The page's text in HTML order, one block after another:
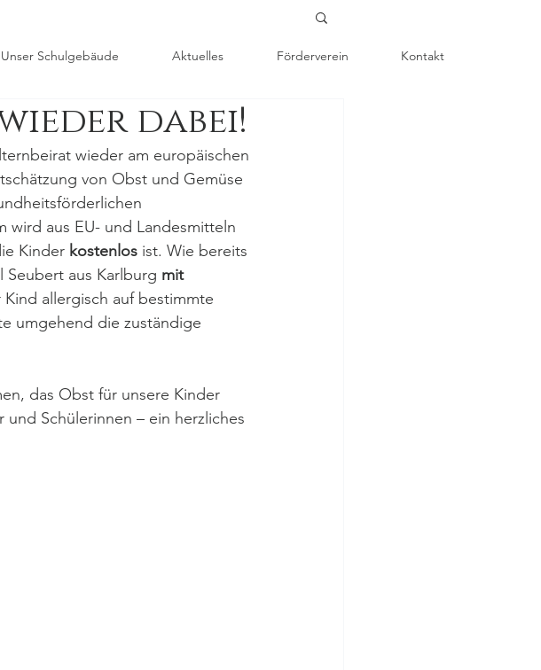
Unser Schulgebäude Aktuelles Förderverein Kontakt
dabei!
wieder am europäischen
von Obst und Gemüse
wird aus EU- und Landesmitteln
Kinder kostenlos ist. Wie bereits
aus Karlburg mit
Kind allergisch auf bestimmte
umgehend die zuständige
das Obst für unsere Kinder
Schülerinnen – ein herzliches